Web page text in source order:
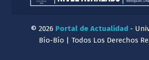
© 2026 Portal de Actualidad-
Bío-Bío | Todos Los Derechos